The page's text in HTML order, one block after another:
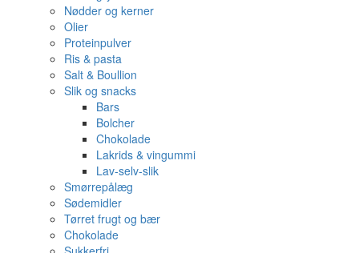
Nødder og kerner
Olier
Proteinpulver
Ris & pasta
Salt & Boullion
Slik og snacks
Bars
Bolcher
Chokolade
Lakrids & vingummi
Lav-selv-slik
Smørrepålæg
Sødemidler
Tørret frugt og bær
Chokolade